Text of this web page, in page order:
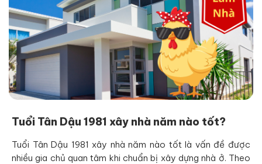
Tuổi Tân Dậu 1981 xây nhà năm nào tốt?
Tuổi Tân Dậu 1981 xây nhà năm nào tốt là vấn đề được
nhiều gia chủ quan tâm khi chuẩn bị xây dựng nhà ở. Theo